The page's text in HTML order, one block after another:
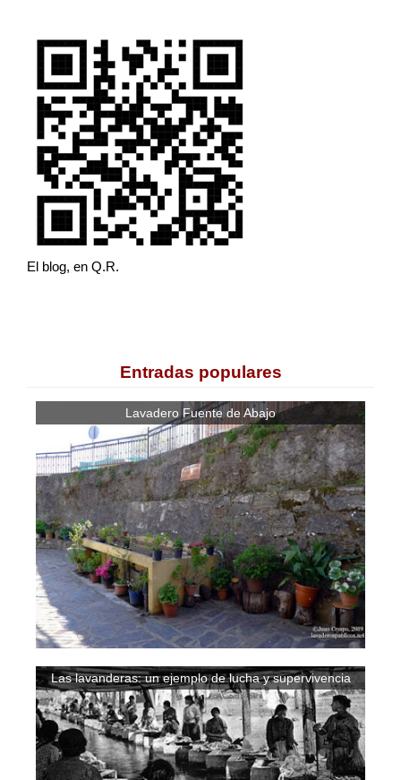
El blog, en Q.R.
Entradas populares
Lavadero Fuente de Abajo
Las lavanderas: un ejemplo de lucha y supervivencia